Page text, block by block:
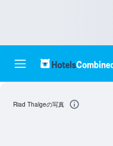
Riad Thalgeの写真